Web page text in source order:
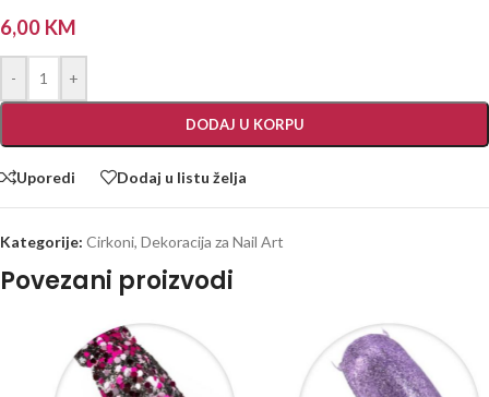
6,00 KM
- +
DODAJ U KORPU
Uporedi Dodaj u listu želja
Kategorije: Cirkoni, Dekoracija za Nail Art
Povezani proizvodi